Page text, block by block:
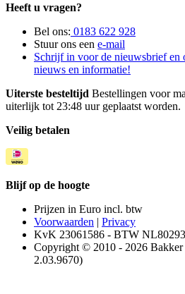
Heeft u vragen?
Bel ons: 0183 622 928
Stuur ons een e-mail
Schrijf in voor de nieuwsbrief en
nieuws en informatie!
Uiterste besteltijd Bestellingen voor
uiterlijk tot 23:48 uur geplaatst worden.
Veilig betalen
Blijf op de hoogte
Prijzen in Euro incl. btw
Voorwaarden | Privacy
KvK 23061586 - BTW
Copyright © 2010 - 2026 Bakker
2.03.9670)